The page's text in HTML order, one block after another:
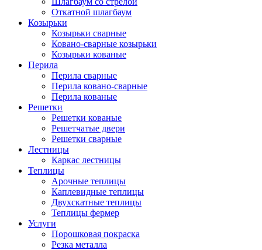
Откатной шлагбаум
Козырьки
Козырьки сварные
Ковано-сварные козырьки
Козырьки кованые
Перила
Перила сварные
Перила ковано-сварные
Перила кованые
Решетки
Решетки кованые
Решетчатые двери
Решетки сварные
Лестницы
Каркас лестницы
Теплицы
Арочные теплицы
Каплевидные теплицы
Двухскатные теплицы
Теплицы фермер
Услуги
Порошковая покраска
Резка металла